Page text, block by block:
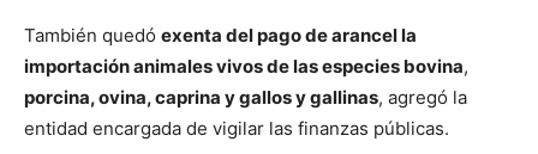
También quedó exenta del pago de arancel la
importación animales vivos de las especies bovina,
porcina, ovina, caprina y gallos y gallinas, agregó la
entidad encargada de vigilar las finanzas públicas.